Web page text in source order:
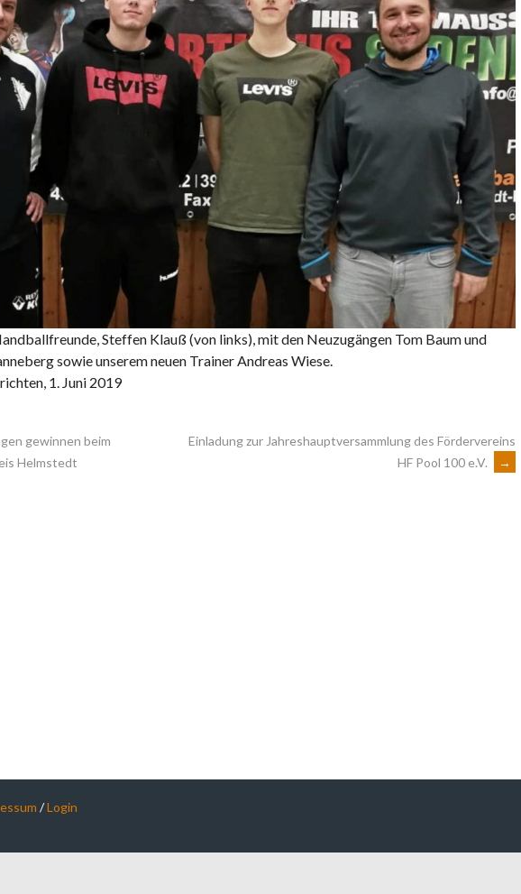
Steffen Klauß (von links), mit den Neuzugängen Tom Baum und
sowie unserem neuen Trainer Andreas Wiese.
1. Juni 2019
gewinnen beim
Helmstedt
Einladung zur Jahreshauptversammlung des Fördervereins
HF Pool 100 e.V.
→
/Login